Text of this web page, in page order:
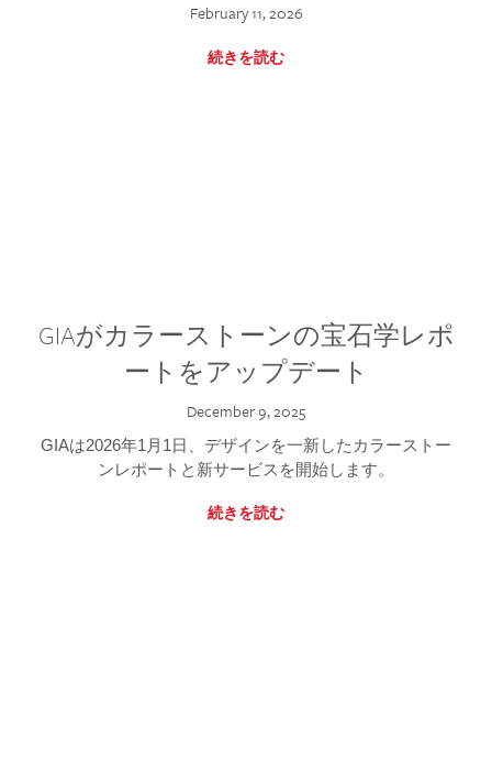
February 11, 2026
続きを読む
GIAがカラーストーンの宝石学レポ
ートをアップデート
December 9, 2025
GIAは2026年1月1日、デザインを一新したカラーストー
ンレポートと新サービスを開始します。
続きを読む